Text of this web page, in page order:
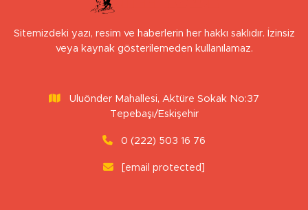
Sitemizdeki yazı, resim ve haberlerin her hakkı saklıdır. İzinsiz
veya kaynak gösterilemeden kullanılamaz.
Uluönder Mahallesi, Aktüre Sokak No:37
Tepebaşı/Eskişehir
0 (222) 503 16 76
[email protected]